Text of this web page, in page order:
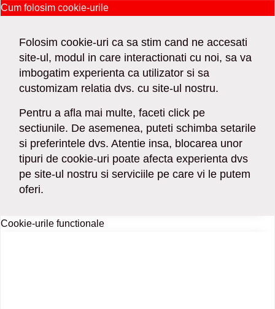
Cum folosim cookie-urile
Folosim cookie-uri ca sa stim cand ne accesati
site-ul, modul in care interactionati cu noi, sa va
imbogatim experienta ca utilizator si sa
customizam relatia dvs. cu site-ul nostru.
Pentru a afla mai multe, faceti click pe
sectiunile. De asemenea, puteti schimba setarile
si preferintele dvs. Atentie insa, blocarea unor
tipuri de cookie-uri poate afecta experienta dvs
pe site-ul nostru si serviciile pe care vi le putem
oferi.
Cookie-urile functionale